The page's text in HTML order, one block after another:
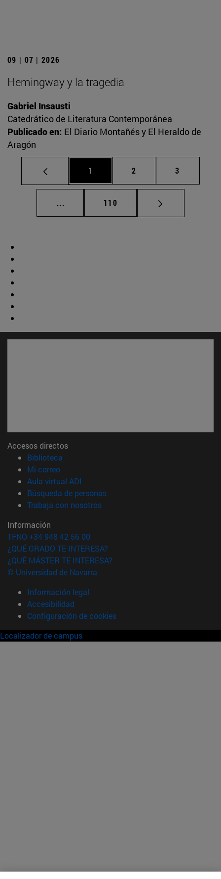
09 | 07 | 2026
Hemingway y la tragedia
Gabriel Insausti
Catedrático de Literatura Contemporánea
Publicado en: El Diario Montañés y El Heraldo de
Aragón
Página
1 Página
2 Página
3
... Páginas intermedias Use TAB para
Página
110
Accesos directos
Biblioteca
Mi correo(abre en nueva ventana)
Aula virtual ADI
Búsqueda de personas(abre en nueva ventana)
Trabaja con nosotros(abre en nueva ventana)
Información
TFNO +34 948 42 56 00
¿QUÉ GRADO TE INTERESA?
¿QUÉ MÁSTER TE INTERESA?
© Universidad de Navarra
Información legal
Accesibilidad
Configuración de cookies
Localizador de campus